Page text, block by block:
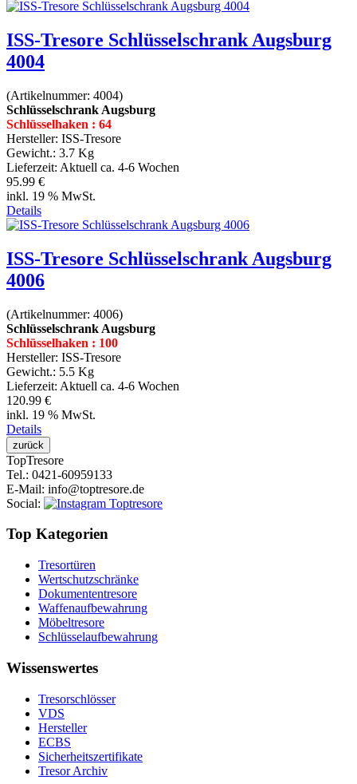
ISS-Tresore Schlüsselschrank Augsburg
4004
(Artikelnummer: 4004)
Schlüsselschrank Augsburg
Schlüsselhaken : 64
Hersteller: ISS-Tresore
Gewicht.: 3.7 Kg
Lieferzeit: Aktuell ca. 4-6 Wochen
95.99 €
inkl. 19 % MwSt.
Details
ISS-Tresore Schlüsselschrank Augsburg
4006
(Artikelnummer: 4006)
Schlüsselschrank Augsburg
Schlüsselhaken : 100
Hersteller: ISS-Tresore
Gewicht.: 5.5 Kg
Lieferzeit: Aktuell ca. 4-6 Wochen
120.99 €
inkl. 19 % MwSt.
Details
TopTresore
Tel.: 0421-60959133
E-Mail: info@toptresore.de
Social:
Top Kategorien
Tresortüren
Wertschutzschränke
Dokumententresore
Waffenaufbewahrung
Möbeltresore
Schlüsselaufbewahrung
Wissenswertes
Tresorschlösser
VDS
Hersteller
ECBS
Sicherheitszertifikate
Tresor Archiv